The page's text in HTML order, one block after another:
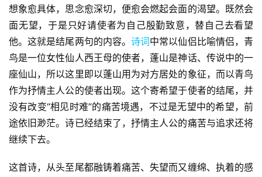
首
想象愈具体，思念愈深切，便愈会燃起会面的渴望。既然会
面无望，于是只好请使者为自己殷勤致意，替自己去看望
他。这就是结尾两句的内容。诗词中常以仙侣比喻情侣，青
鸟是一位女性仙人西王母的使者，蓬山是神话、传说中的一
座仙山，所以这里即以蓬山用为对方居处的象征，而以青鸟
作为抒情主人公的使者出现。这个寄希望于使者的结尾，并
没有改变“相见时难”的痛苦境遇，不过是无望中的希望，前
途依旧渺茫。诗已经结束了，抒情主人公的痛苦与追求还将
继续下去。
这首诗，从头至尾都融铸着痛苦、失望而又缠绵、执着的感